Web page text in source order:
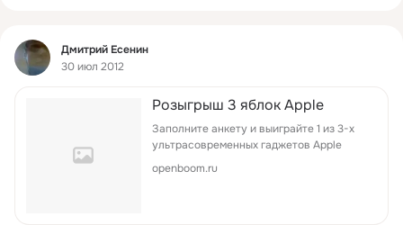
Фид
Дмитрий Есенин
30 июл 2012
Розыгрыш 3 яблок Apple
Заполните анкету и выиграйте 1 из 3-х
ультрасовременных гаджетов Apple
openboom.ru